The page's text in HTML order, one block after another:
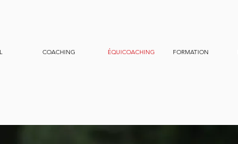
COACHING ÉQUICOACHING FORMATION